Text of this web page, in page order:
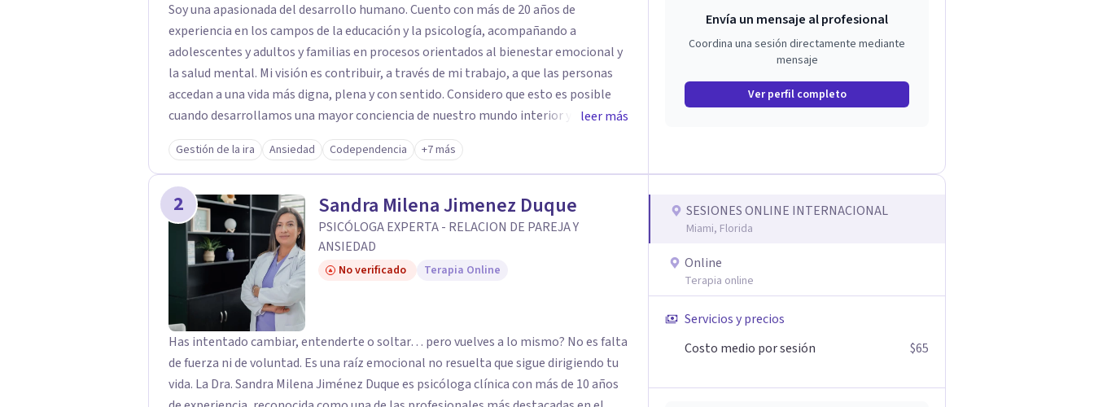
Soy una apasionada del desarrollo humano. Cuento con más de 20 años de
experiencia en los campos de la educación y la psicología, acompañando a
adolescentes y adultos y familias en procesos orientados al bienestar emocional y
la salud mental. Mi visión es contribuir, a través de mi trabajo, a que las personas
accedan a una vida más digna, plena y con sentido. Considero que esto es posible
cuando desarrollamos una mayor conciencia de nuestro mundo interior y de la
manera en que nuestras experiencias influyen en nuestra forma de sentir, pensar y
relacionarnos. Mi misión es ofrecer un espacio de acompañamiento en salud
mental basado en la comprensión, la compasión y el respeto por el ritmo de cada
persona. Integro conocimientos y herramientas de la psicología con un enfoque
informado en trauma para ayudar a mis clientes a comprender sus conflictos
internos, fortalecer sus recursos personales, desarrollar nuevas estrategias de
afrontamiento y avanzar con mayor claridad, resiliencia y bienestar. Creo
profundamente en la autoconciencia como un camino fundamental para la
transformación personal y para construir una vida más auténtica y significativa.
leer más
Gestión de la ira Ansiedad Codependencia +7 más
Envía un mensaje al profesional
Coordina una sesión directamente mediante
mensaje
Ver perfil completo
2 Sandra Milena Jimenez Duque
PSICÓLOGA EXPERTA - RELACION DE PAREJA Y
ANSIEDAD
No verificado Terapia Online
Has intentado cambiar, entenderte o soltar… pero vuelves a lo mismo? No es falta
de fuerza ni de voluntad. Es una raíz emocional no resuelta que sigue dirigiendo tu
vida. La Dra. Sandra Milena Jiménez Duque es psicóloga clínica con más de 10 años
SESIONES ONLINE INTERNACIONAL
Miami, Florida
Online
Terapia online
Servicios y precios
Costo medio por sesión
$65